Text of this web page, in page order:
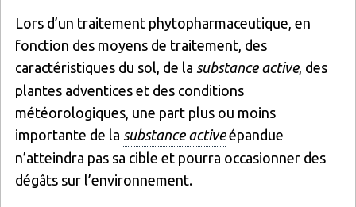
Lors d’un traitement phytopharmaceutique, en
fonction des moyens de traitement, des
caractéristiques du sol, de la substance active, des
plantes adventices et des conditions
météorologiques, une part plus ou moins
importante de la substance activeépandue
n’atteindra pas sa cible et pourra occasionner des
dégâts sur l’environnement.